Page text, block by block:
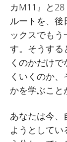
カM11』と
ルートを、
ックスでも
す。そうする
くのかだけ
くいくのか
かを学ぶこと
あなたは今
ようとして